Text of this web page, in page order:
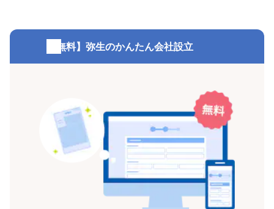
【無料】弥生のかんたん会社設立